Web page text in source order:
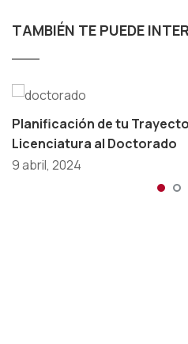
TAMBIÉN TE PUEDE
Planificación de tu
Licenciatura al Doctorado
9 abril, 2024